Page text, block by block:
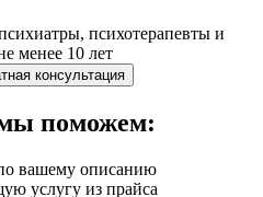
психотерапевты и
менее 10 лет
консультация
поможем:
вашему описанию
услугу из прайса